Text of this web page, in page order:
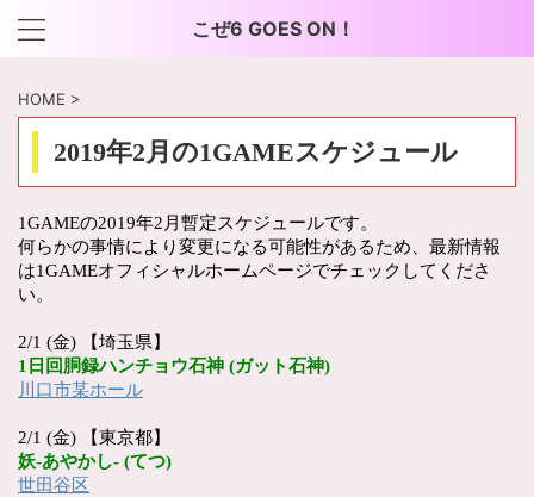
こぜ6 GOES ON！
HOME >
2019年2月の1GAMEスケジュール
1GAMEの2019年2月暫定スケジュールです。
何らかの事情により変更になる可能性があるため、最新情報
は1GAMEオフィシャルホームページでチェックしてくださ
い。
2/1 (金) 【埼玉県】
1 日回胴録ハンチョウ石神 (ガット石神)
川口市某ホール
2/1 (金) 【東京都】
妖-あやかし- (てつ)
世田谷区